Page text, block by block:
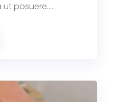
posuere....